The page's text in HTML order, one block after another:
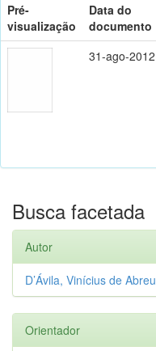
Pré-
visualização
Data do
documento
31-ago-2012
Busca facetada
Autor
D’Ávila, Vinícius de Abreu
Orientador